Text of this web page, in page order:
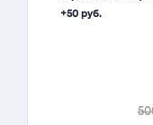
+50 руб.